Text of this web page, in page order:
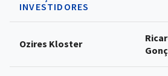
INVESTIDORES
Ozires Kloster